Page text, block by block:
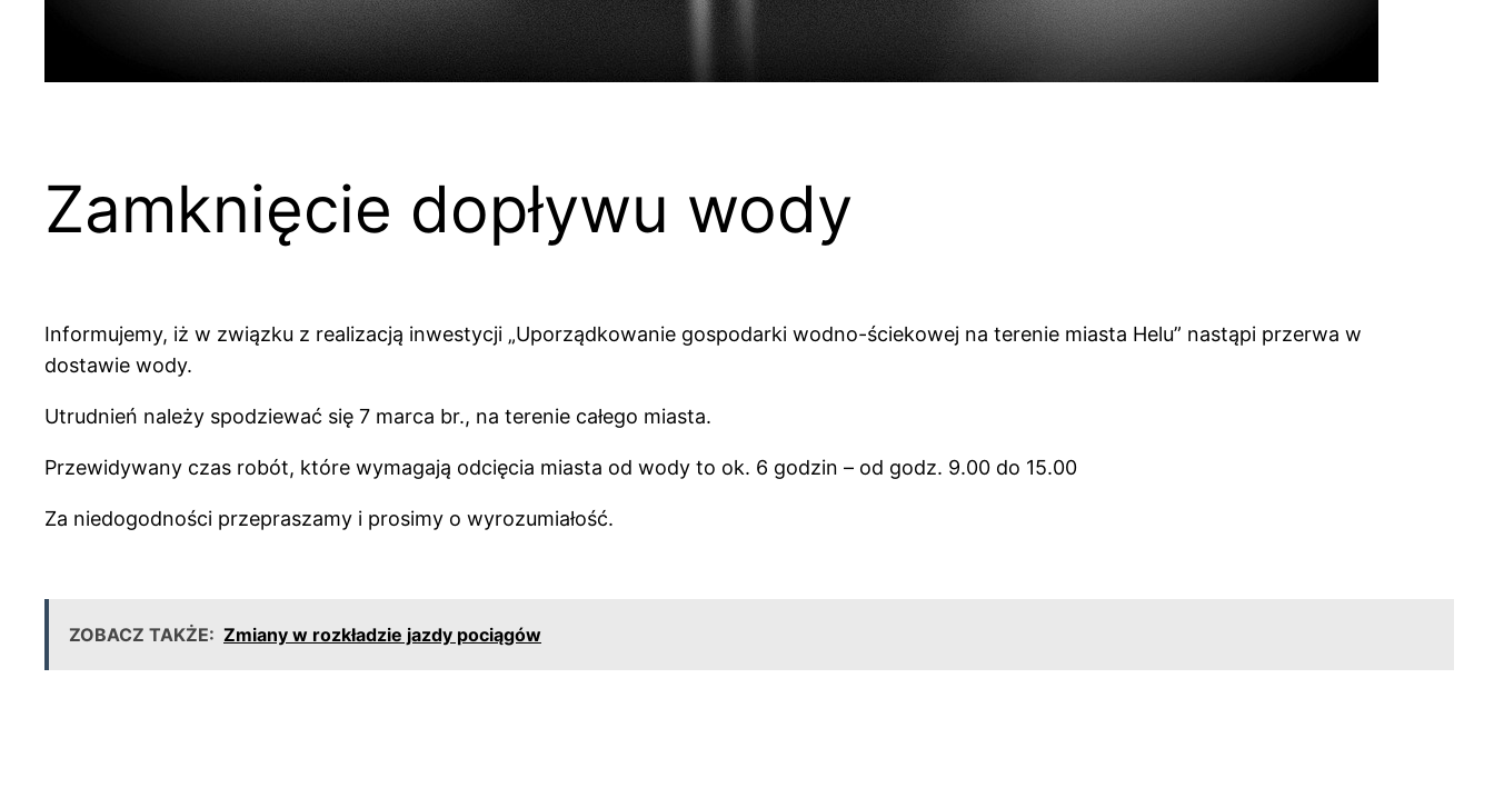
Zamknięcie dopływu wody
Informujemy, iż w związku z realizacją inwestycji „Uporządkowanie gospodarki wodno-ściekowej na terenie miasta Helu” nastąpi przerwa w
dostawie wody.
Utrudnień należy spodziewać się 7 marca br., na terenie całego miasta.
Przewidywany czas robót, które wymagają odcięcia miasta od wody to ok. 6 godzin – od godz. 9.00 do 15.00
Za niedogodności przepraszamy i prosimy o wyrozumiałość.
ZOBACZ TAKŻE: Zmiany w rozkładzie jazdy pociągów